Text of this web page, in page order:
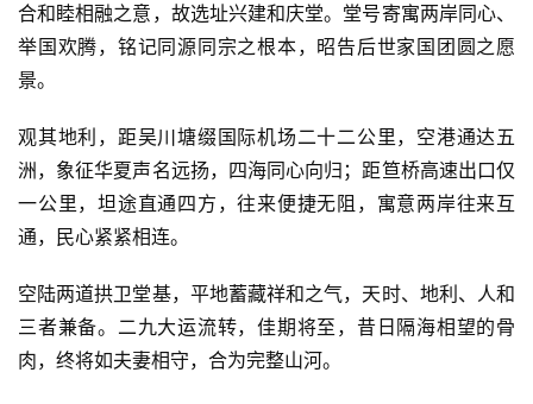
合和睦相融之意，故选址兴建和庆堂。堂号寄寓两岸同心、
举国欢腾，铭记同源同宗之根本，昭告后世家国团圆之愿
景。
观其地利，距吴川塘缀国际机场二十二公里，空港通达五
洲，象征华夏声名远扬，四海同心向归；距笪桥高速出口仅
一公里，坦途直通四方，往来便捷无阻，寓意两岸往来互
通，民心紧紧相连。
空陆两道拱卫堂基，平地蓄藏祥和之气，天时、地利、人和
三者兼备。二九大运流转，佳期将至，昔日隔海相望的骨
肉，终将如夫妻相守，合为完整山河。